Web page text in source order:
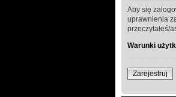
Aby się
uprawnienia
przeczytałeś/
Warunki
Zarejestruj